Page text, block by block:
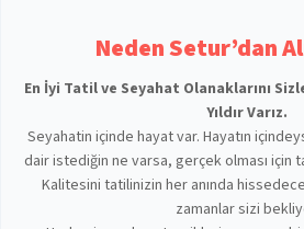
Neden Setur’dan
En İyi Tatil ve Seyahat Olanaklarını
Yıldır Varız.
Seyahatin içinde hayat var. Hayatın
dair istediğin ne varsa, gerçek olması için
Kalitesini tatilinizin her anında
zamanlar sizi